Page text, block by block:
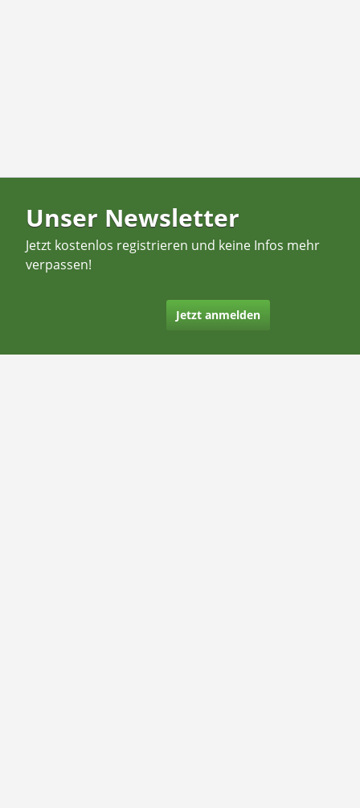
Unser Newsletter
Jetzt kostenlos registrieren und keine Infos mehr
verpassen!
Jetzt anmelden